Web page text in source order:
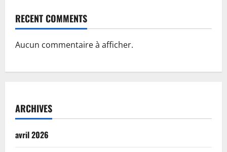
RECENT COMMENTS
Aucun commentaire à afficher.
ARCHIVES
avril 2026